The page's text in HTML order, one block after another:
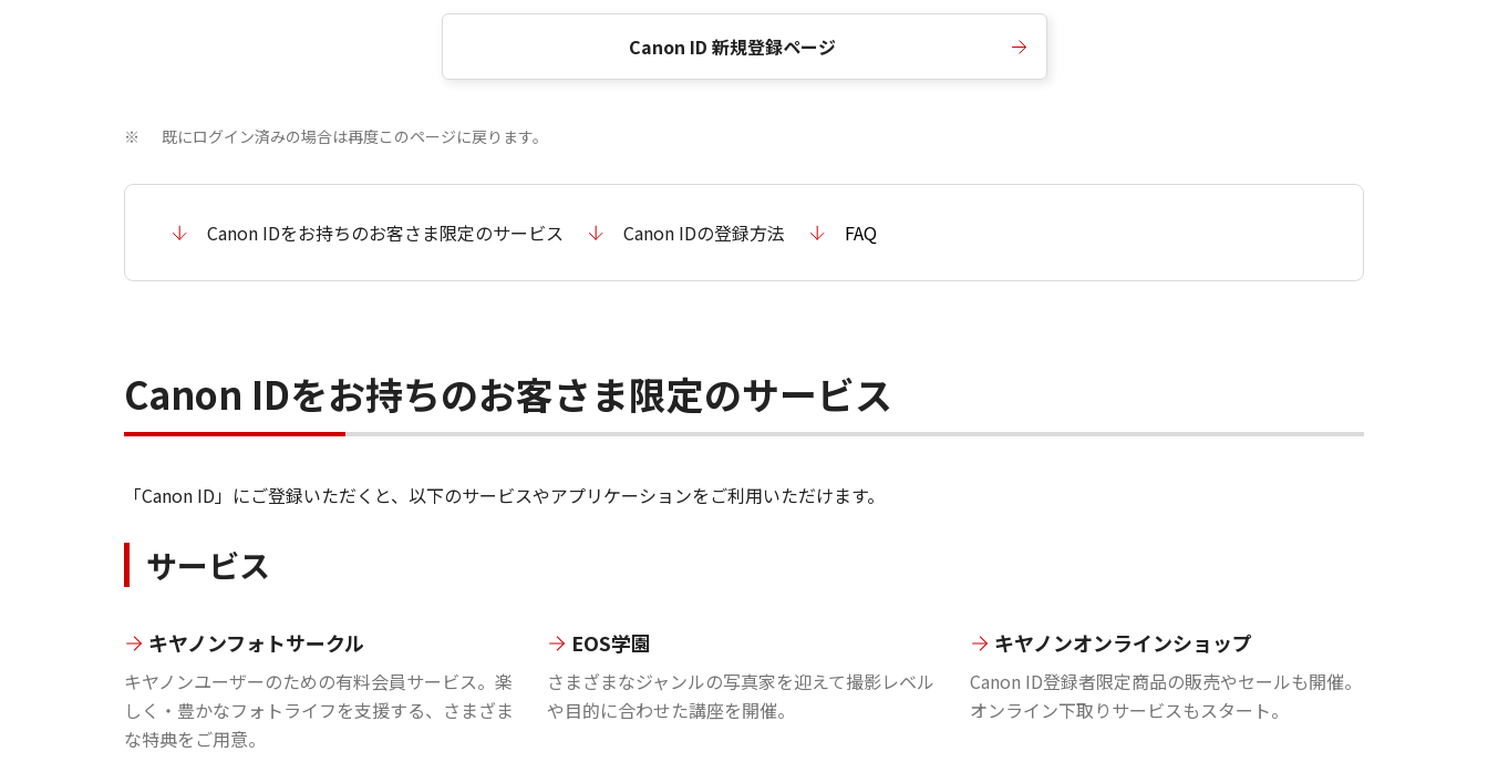
Canon ID 新規登録ページ
※ 既にログイン済みの場合は再度このページに戻ります。
Canon IDをお持ちのお客さま限定のサービス Canon IDの登録方法 FAQ
Canon IDをお持ちのお客さま限定のサービス
「Canon ID」にご登録いただくと、以下のサービスやアプリケーションをご利用いただけます。
サービス
キヤノンフォトサークル
キヤノンユーザーのための有料会員サービス。楽
しく・豊かなフォトライフを支援する、さまざま
な特典をご用意。
EOS学園
さまざまなジャンルの写真家を迎えて撮影レベル
や目的に合わせた講座を開催。
キヤノンオンラインショップ
Canon ID登録者限定商品の販売やセールも開催。
オンライン下取りサービスもスタート。